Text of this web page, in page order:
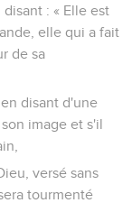
: « Elle est
elle qui a fait
de sa
disant d'une
image et s'il
versé sans
tourmenté